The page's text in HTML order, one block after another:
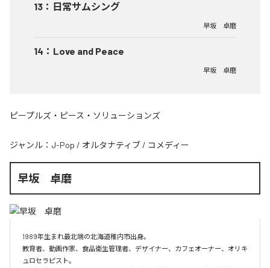
13 ： 日常サムシング
早坂 卓磨
14 ： Love and Peace
早坂 卓磨
ピープルズ・ピース・ソリューションズ
ジャンル： J-Pop / オルタナティブ / コメディー
早坂 卓磨
1989年生まれ最北端の北海道稚内市出身。
教育者、動画作家、食品衛生管理者、デザイナー、カフェオーナー、オリキ
ュロセラピスト。